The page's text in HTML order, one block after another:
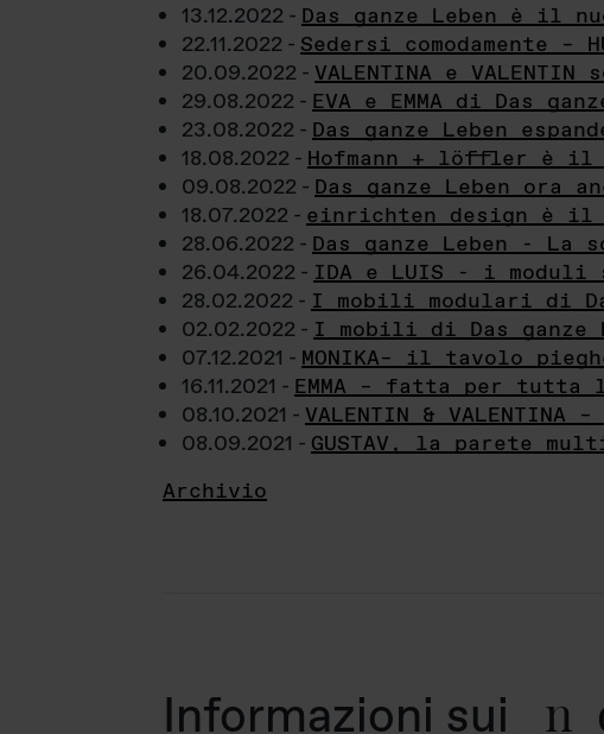
13.12.2022 - Das ganze Leben è il
22.11.2022 - Sedersi comodamente –
20.09.2022 - VALENTINA e
29.08.2022 - EVA e EMMA di Das
23.08.2022 - Das ganze Leben
18.08.2022 - Hofmann + löffler è il
09.08.2022 - Das ganze Leben ora
18.07.2022 - einrichten design è il
28.06.2022 - Das ganze Leben - La
26.04.2022 - IDA e LUIS - i moduli
28.02.2022 - I mobili modulari di
02.02.2022 - I mobili di Das ganze
07.12.2021 - MONIKA– il tavolo
16.11.2021 - EMMA – fatta per tutta
08.10.2021 - VALENTIN &
08.09.2021 - GUSTAV, la parete
Archivio
Informazioni sui